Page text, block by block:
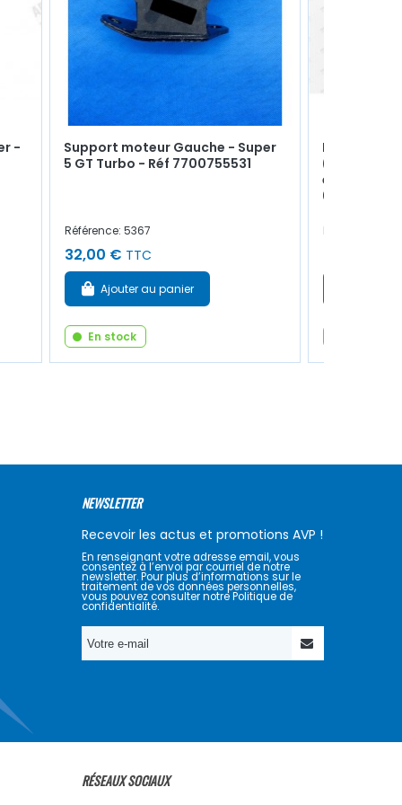
-
Support moteur Gauche - Super
5 GT Turbo - Réf 7700755531
Référence: 5367
32,00 € TTC
Ajouter au panier
En stock
Répartiteur
(TL /TX) /
et GT
Référence:
NEWSLETTER
Recevoir les actus et promotions AVP !
En renseignant votre adresse email, vous
consentez à l’envoi par courriel de notre
newsletter. Pour plus d’informations sur le
traitement de vos données personnelles,
vous pouvez consulter notre Politique de
confidentialité.
RÉSEAUX SOCIAUX